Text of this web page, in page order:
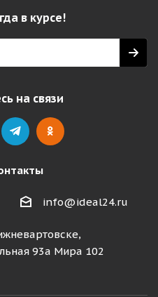
в курсе!
на связи
info@ideal24.ru
93а Мира 102